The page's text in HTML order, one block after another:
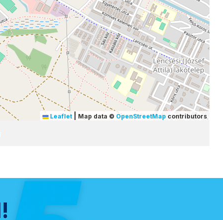
Leaflet | Map data © OpenStreetMap contributors